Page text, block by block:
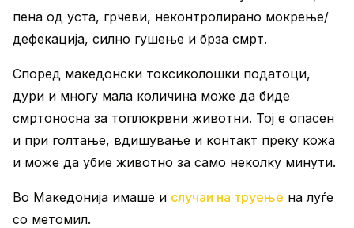
пена од уста, грчеви, неконтролирано мокрење/
дефекација, силно гушење и брза смрт.
Според македонски токсиколошки податоци,
дури и многу мала количина може да биде
смртоносна за топлокрвни животни. Тој е опасен
и при голтање, вдишување и контакт преку кожа
и може да убие животно за само неколку минути.
Во Македонија имаше и случаи на труење на луѓе
со метомил.